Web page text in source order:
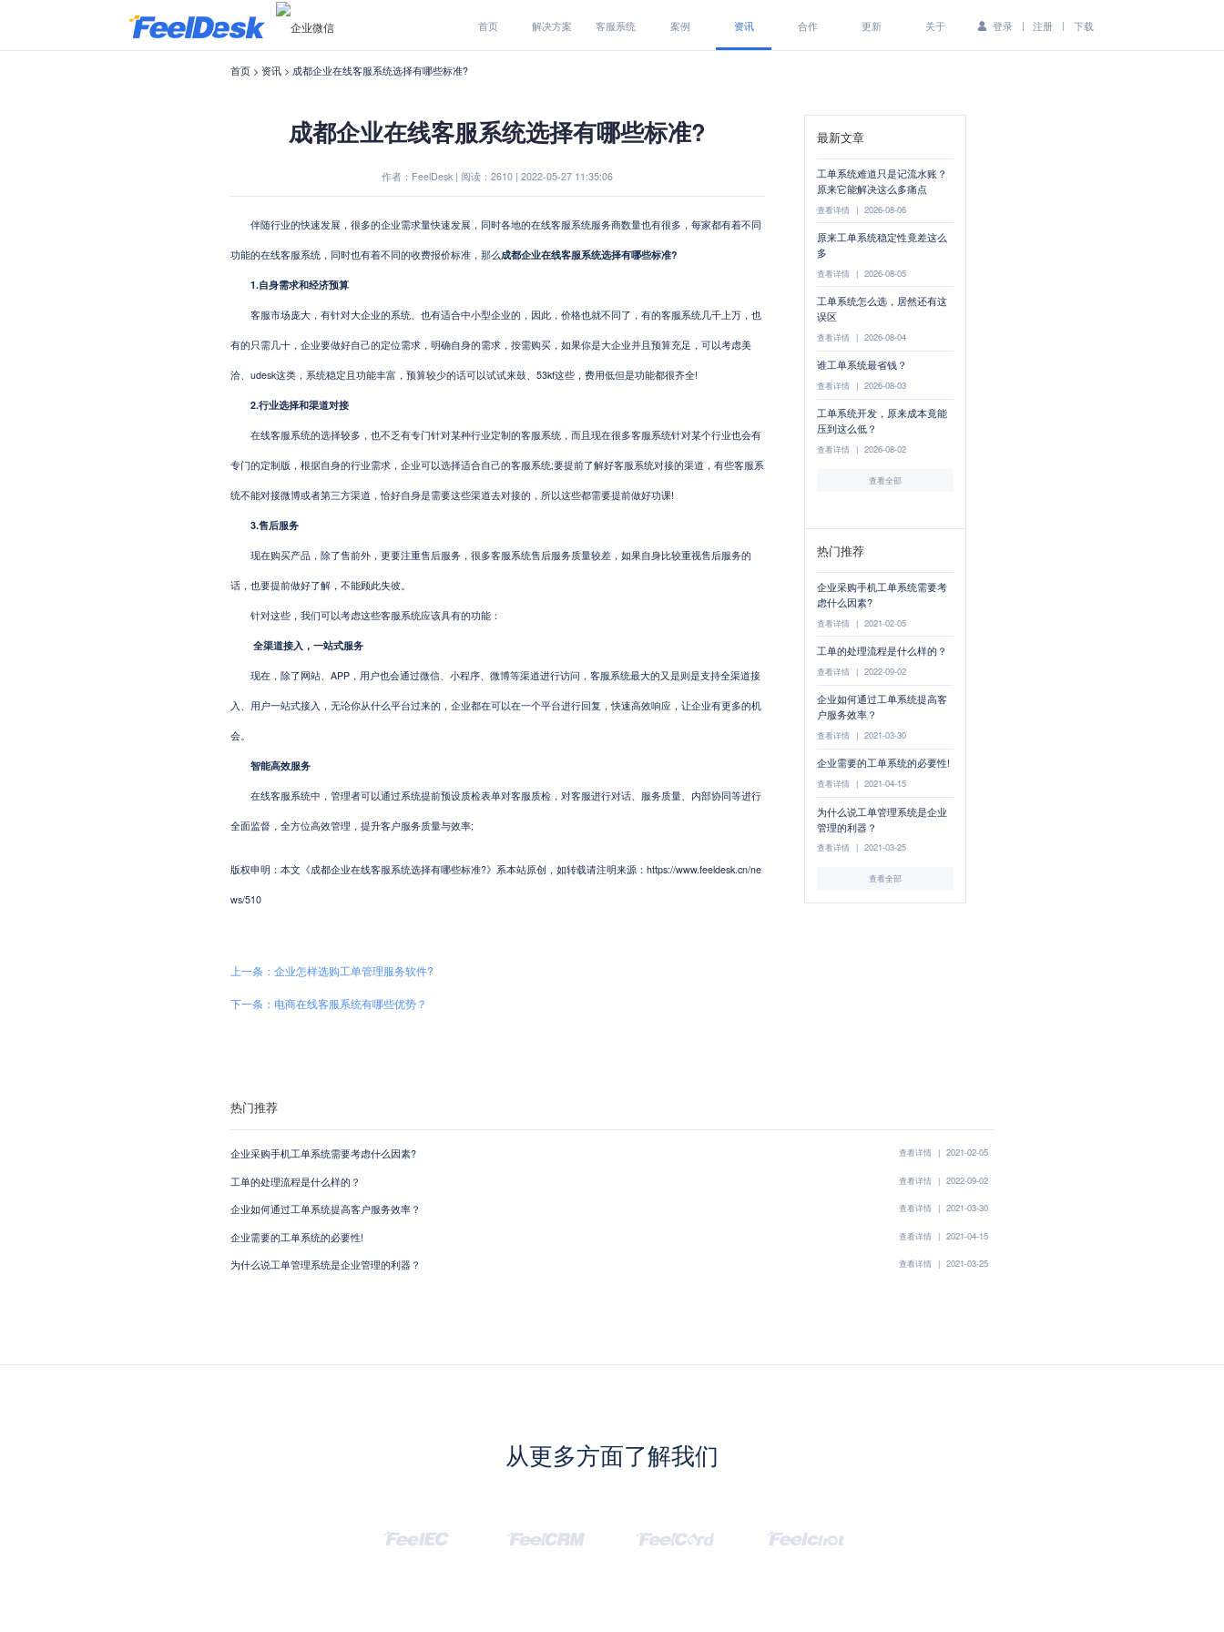
首页 解决方案 客服系统 案例 资讯 合作 更新 关于 登录 | 注册 | 下载
首页> 资讯> 成都企业在线客服系统选择有哪些标准?
成都企业在线客服系统选择有哪些标准?
作者：FeelDesk | 阅读：2610 | 2022-05-27 11:35:06
伴随行业的快速发展，很多的企业需求量快速发展，同时各地的在线客服系统服务商数量也有很多，每家都有着不同
功能的在线客服系统，同时也有着不同的收费报价标准，那么成都企业在线客服系统选择有哪些标准?
1.自身需求和经济预算
客服市场庞大，有针对大企业的系统、也有适合中小型企业的，因此，价格也就不同了，有的客服系统几千上万，也
有的只需几十，企业要做好自己的定位需求，明确自身的需求，按需购买，如果你是大企业并且预算充足，可以考虑美
洽、udesk这类，系统稳定且功能丰富，预算较少的话可以试试来鼓、53kf这些，费用低但是功能都很齐全!
2.行业选择和渠道对接
在线客服系统的选择较多，也不乏有专门针对某种行业定制的客服系统，而且现在很多客服系统针对某个行业也会有
专门的定制版，根据自身的行业需求，企业可以选择适合自己的客服系统;要提前了解好客服系统对接的渠道，有些客服系
统不能对接微博或者第三方渠道，恰好自身是需要这些渠道去对接的，所以这些都需要提前做好功课!
3.售后服务
现在购买产品，除了售前外，更要注重售后服务，很多客服系统售后服务质量较差，如果自身比较重视售后服务的
话，也要提前做好了解，不能顾此失彼。
针对这些，我们可以考虑这些客服系统应该具有的功能：
全渠道接入，一站式服务
现在，除了网站、APP，用户也会通过微信、小程序、微博等渠道进行访问，客服系统最大的又是则是支持全渠道接
入、用户一站式接入，无论你从什么平台过来的，企业都在可以在一个平台进行回复，快速高效响应，让企业有更多的机
会。
智能高效服务
在线客服系统中，管理者可以通过系统提前预设质检表单对客服质检，对客服进行对话、服务质量、内部协同等进行
全面监督，全方位高效管理，提升客户服务质量与效率;
版权申明：本文《成都企业在线客服系统选择有哪些标准?》系本站原创，如转载请注明来源：https://www.feeldesk.cn/ne
ws/510
最新文章
工单系统难道只是记流水账？
原来它能解决这么多痛点
查看详情 | 2026-08-06
原来工单系统稳定性竟差这么
多
查看详情 | 2026-08-05
工单系统怎么选，居然还有这
误区
查看详情 | 2026-08-04
谁工单系统最省钱？
查看详情 | 2026-08-03
工单系统开发，原来成本竟能
压到这么低？
查看详情 | 2026-08-02
查看全部
热门推荐
企业采购手机工单系统需要考
虑什么因素?
查看详情 | 2021-02-05
工单的处理流程是什么样的？
查看详情 | 2022-09-02
企业如何通过工单系统提高客
户服务效率？
查看详情 | 2021-03-30
企业需要的工单系统的必要性!
查看详情 | 2021-04-15
为什么说工单管理系统是企业
管理的利器？
查看详情 | 2021-03-25
查看全部
上一条：企业怎样选购工单管理服务软件?
下一条：电商在线客服系统有哪些优势？
热门推荐
企业采购手机工单系统需要考虑什么因素? 查看详情 | 2021-02-05
工单的处理流程是什么样的？ 查看详情 | 2022-09-02
企业如何通过工单系统提高客户服务效率？ 查看详情 | 2021-03-30
企业需要的工单系统的必要性! 查看详情 | 2021-04-15
为什么说工单管理系统是企业管理的利器？ 查看详情 | 2021-03-25
从更多方面了解我们